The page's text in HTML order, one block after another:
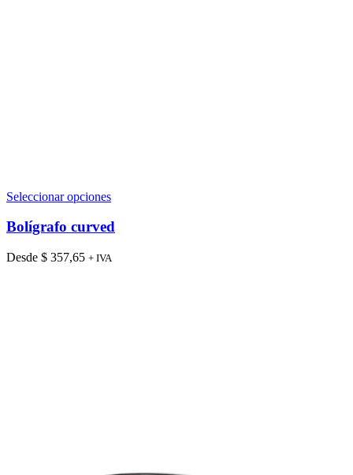
Seleccionar opcionesEste
tiene
Bolígrafo curved
Desde $ 357,65 + IVA